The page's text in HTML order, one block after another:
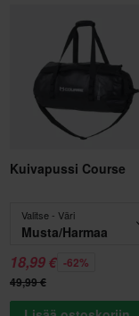
Kuivapussi Course
Valitse - Väri
Musta/Harmaa
18,99 € -62%
49,99 €